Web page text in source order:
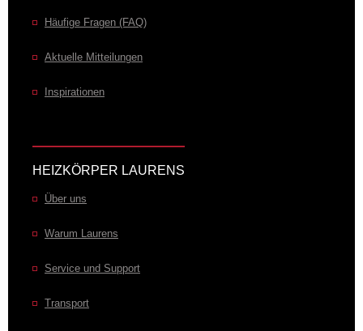
Häufige Fragen (FAQ)
Aktuelle Mitteilungen
Inspirationen
HEIZKÖRPER LAURENS
Über uns
Warum Laurens
Service und Support
Transport